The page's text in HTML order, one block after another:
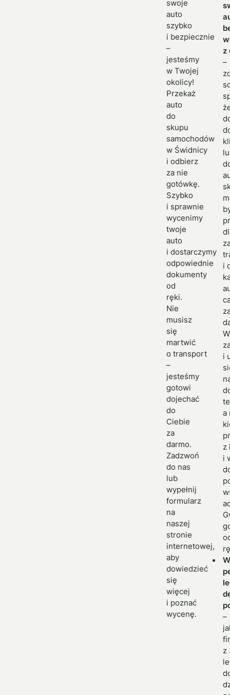
swoje
auto
szybko
i bezpiecznie
–
jesteśmy
w Twojej
okolicy!
Przekaż
auto
do
skupu
samochodów
w Świdnicy
i odbierz
za nie
gotówkę.
Szybko
i sprawnie
wycenimy
twoje
auto
i dostarczymy
odpowiednie
dokumenty
od
ręki.
Nie
musisz
się
martwić
o transport
–
jesteśmy
gotowi
dojechać
do
Ciebie
za
darmo.
Zadzwoń
do nas
lub
wypełnij
formularz
na
naszej
stronie
internetowej,
aby
dowiedzieć
się
więcej
i poznać
wycenę.
z
–
i
i
a
z
i
W
–
z